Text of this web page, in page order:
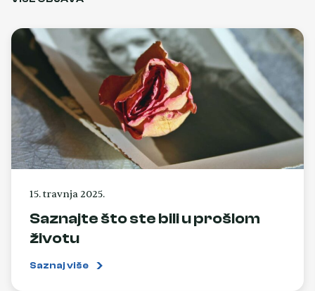
15. travnja 2025.
Saznajte što ste bili u prošlom
životu
Saznaj više